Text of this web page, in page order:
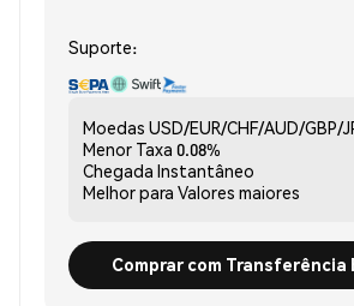
Suporte:
Moedas USD/EUR/CHF/AUD/GBP/
Menor Taxa 0.08%
Chegada Instantâneo
Melhor para Valores maiores
Comprar com Transferência